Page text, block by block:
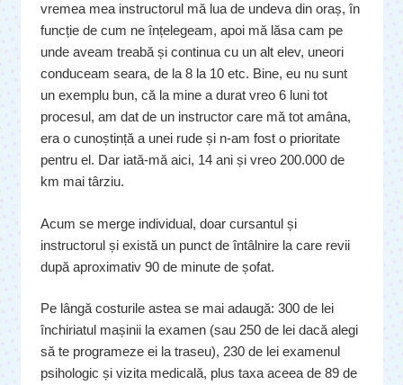
vremea mea instructorul mă lua de undeva din oraș, în
funcție de cum ne înțelegeam, apoi mă lăsa cam pe
unde aveam treabă și continua cu un alt elev, uneori
conduceam seara, de la 8 la 10 etc. Bine, eu nu sunt
un exemplu bun, că la mine a durat vreo 6 luni tot
procesul, am dat de un instructor care mă tot amâna,
era o cunoștință a unei rude și n-am fost o prioritate
pentru el. Dar iată-mă aici, 14 ani și vreo 200.000 de
km mai târziu.
Acum se merge individual, doar cursantul și
instructorul și există un punct de întâlnire la care revii
după aproximativ 90 de minute de șofat.
Pe lângă costurile astea se mai adaugă: 300 de lei
închiriatul mașinii la examen (sau 250 de lei dacă alegi
să te programeze ei la traseu), 230 de lei examenul
psihologic și vizita medicală, plus taxa aceea de 89 de